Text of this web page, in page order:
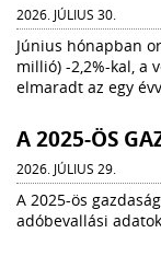
2026. JÚLIUS 30.
Június hónapban
millió) -2,2%-kal, a
elmaradt az egy
A 2025-ÖS
2026. JÚLIUS 29.
A 2025-ös
adóbevallási